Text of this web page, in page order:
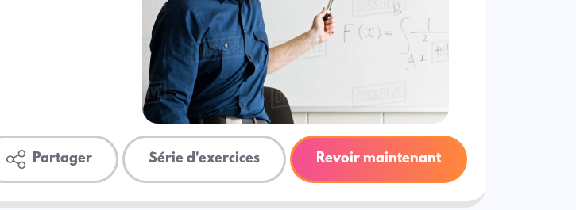
Partager Série d'exercices Revoir maintenant